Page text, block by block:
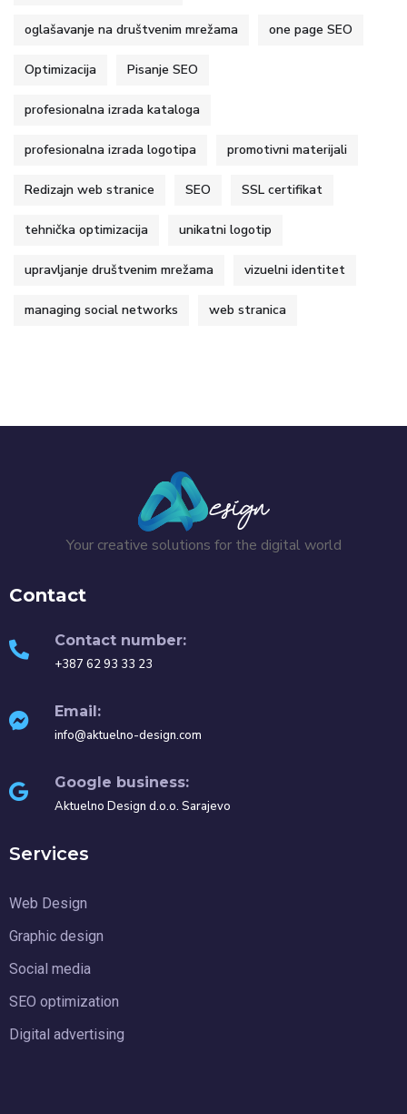
oglašavanje na društvenim mrežama one page SEO
Optimizacija Pisanje SEO
profesionalna izrada kataloga
profesionalna izrada logotipa promotivni materijali
Redizajn web stranice SEO SSL certifikat
tehnička optimizacija unikatni logotip
upravljanje društvenim mrežama vizuelni identitet
managing social networks web stranica
Your creative solutions for the digital world
Contact
Contact number:
+387 62 93 33 23
Email:
info@aktuelno-design.com
Google business:
Aktuelno Design d.o.o. Sarajevo
Services
Web Design
Graphic design
Social media
SEO optimization
Digital advertising